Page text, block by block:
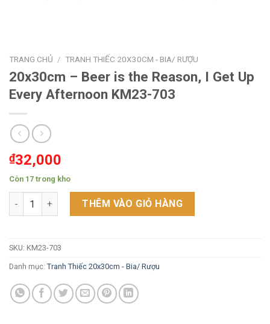
TRANG CHỦ / TRANH THIẾC 20X30CM - BIA/ RƯỢU
20x30cm – Beer is the Reason, I Get Up
Every Afternoon KM23-703
₫32,000
Còn 17 trong kho
20x30cm - Beer is the Reason, I Get Up Every Afternoon
THÊM VÀO GIỎ HÀNG
SKU: KM23-703
Danh mục: Tranh Thiếc 20x30cm - Bia/ Rượu